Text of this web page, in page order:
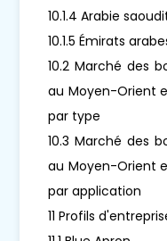
10.1.4 Arabie
10.1.5 Émirats
10.2 Marché des
au Moyen-Orient
par type
10.3 Marché des
au Moyen-Orient
par application
11 Profils